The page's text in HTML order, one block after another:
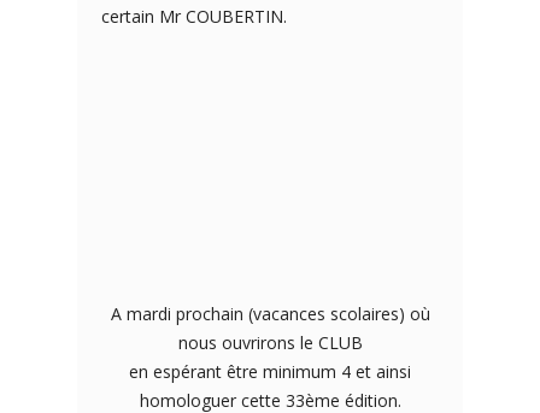
certain Mr COUBERTIN.
A mardi prochain (vacances scolaires) où
nous ouvrirons le CLUB
en espérant être minimum 4 et ainsi
homologuer cette 33ème édition.